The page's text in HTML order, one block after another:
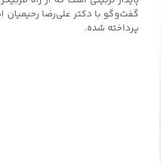
گفت‌وگو با دکتر علی‌رضا رحیمیان
پرداخته شده.